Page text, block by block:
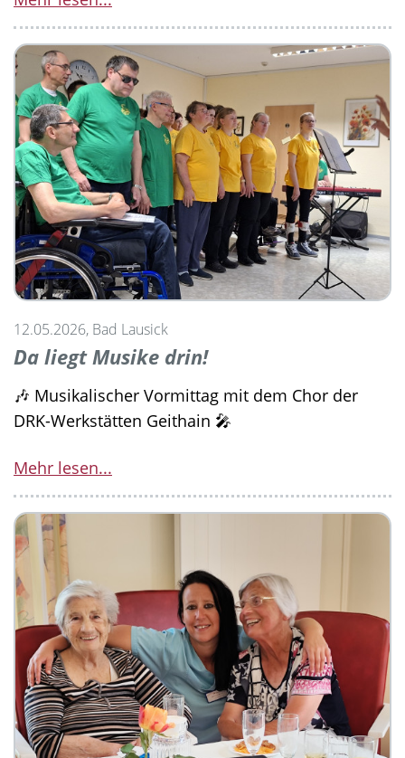
12.05.2026, Bad Lausick
Da liegt Musike drin!
🎶 Musikalischer Vormittag mit dem Chor der
DRK-Werkstätten Geithain 🎤
Mehr lesen...